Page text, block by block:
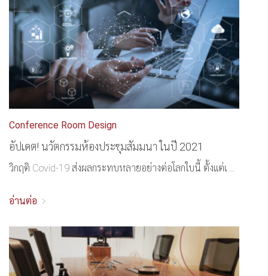
Conference Room Design
อัปเดต! นวัตกรรมห้องประชุมสัมมนา ในปี 2021
วิกฤติ Covid-19 ส่งผลกระทบหลายอย่างต่อโลกใบนี้ ตั้งแต่เ ...
อ่านต่อ